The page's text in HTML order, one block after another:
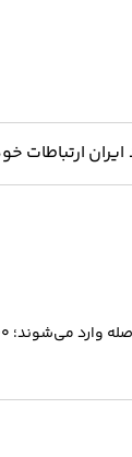
ارتباطات